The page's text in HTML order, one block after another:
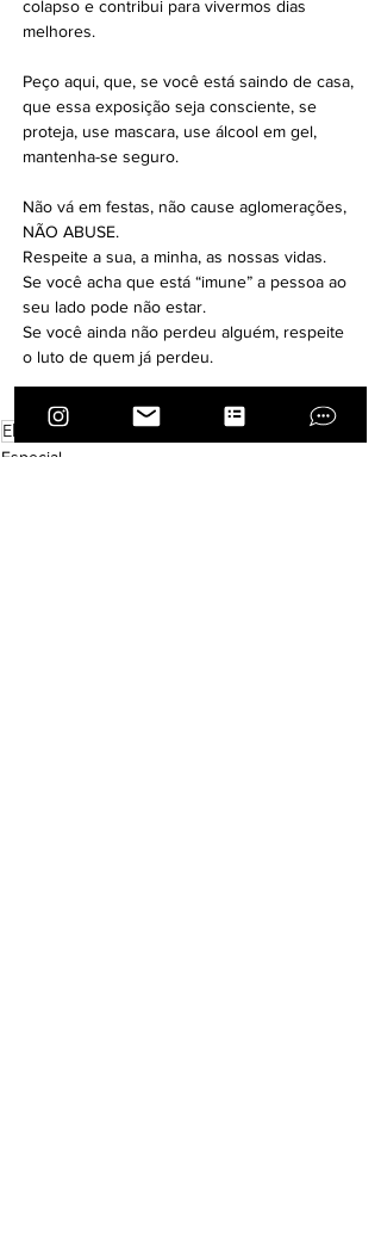
colapso e contribui para vivermos dias
melhores.
Peço aqui, que, se você está saindo de casa,
que essa exposição seja consciente, se
proteja, use mascara, use álcool em gel,
mantenha-se seguro.
Não vá em festas, não cause aglomerações,
NÃO ABUSE.
Respeite a sua, a minha, as nossas vidas.
Se você acha que está “imune” a pessoa ao
seu lado pode não estar.
Se você ainda não perdeu alguém, respeite
o luto de quem já perdeu.
Viva nessa vida com AMOR.
Elas Pilotam Bruna Wladyka afeto luto
Especial